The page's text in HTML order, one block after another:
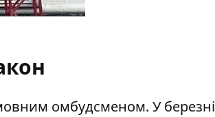
омбудсменом. У березні